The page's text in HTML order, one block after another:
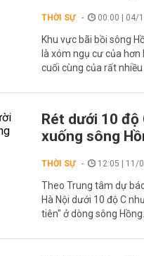
THỜI SỰ 00:00 | 04/
Khu vực bãi bồi sông
là xóm ngụ cư của
cuối cùng của rất
Rét dưới 10 độ
xuống sông
THỜI SỰ 12:05 | 11/
Theo Trung tâm dự
Hà Nội dưới 10 độ C
tiên" ở dòng sông Hồng.